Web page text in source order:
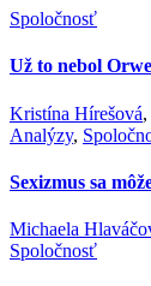
Spoločnosť
Už to nebol
Kristína Hírešová,
Analýzy,
Sexizmus sa
Michaela
Spoločnosť